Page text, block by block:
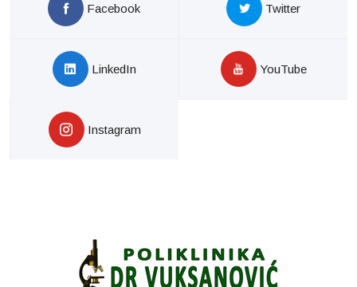
Facebook Twitter
LinkedIn YouTube
Instagram